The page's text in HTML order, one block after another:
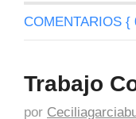
COMENTARIOS {
Trabajo
por